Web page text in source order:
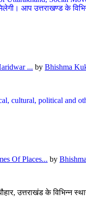
आप उत्तराखण्ड के
... by Bhishma
cultural, political and
Of Places... by
उत्तराखंड के विभिन्न